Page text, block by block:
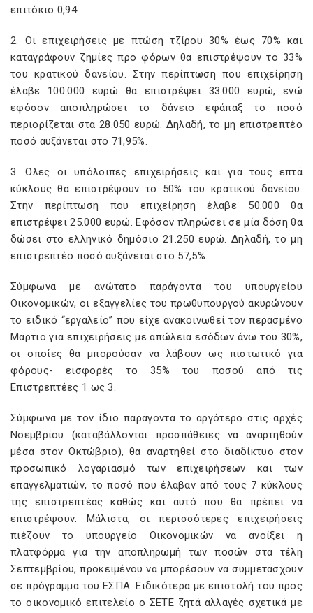
επιτόκιο 0,94.
2. Οι επιχειρήσεις με πτώση τζίρου 30% έως 70% και
καταγράφουν ζημίες προ φόρων θα επιστρέψουν το 33%
του κρατικού δανείου. Στην περίπτωση που επιχείρηση
έλαβε 100.000 ευρώ θα επιστρέψει 33.000 ευρώ, ενώ
εφόσον αποπληρώσει το δάνειο εφάπαξ το ποσό
περιορίζεται στα 28.050 ευρώ. Δηλαδή, το μη επιστρεπτέο
ποσό αυξάνεται στο 71,95%.
3. Ολες οι υπόλοιπες επιχειρήσεις και για τους επτά
κύκλους θα επιστρέψουν το 50% του κρατικού δανείου.
Στην περίπτωση που επιχείρηση έλαβε 50.000 θα
επιστρέψει 25.000 ευρώ. Εφόσον πληρώσει σε μία δόση θα
δώσει στο ελληνικό δημόσιο 21.250 ευρώ. Δηλαδή, το μη
επιστρεπτέο ποσό αυξάνεται στο 57,5%.
Σύμφωνα με ανώτατο παράγοντα του υπουργείου
Οικονομικών, οι εξαγγελίες του πρωθυπουργού ακυρώνουν
το ειδικό “εργαλείο” που είχε ανακοινωθεί τον περασμένο
Μάρτιο για επιχειρήσεις με απώλεια εσόδων άνω του 30%,
οι οποίες θα μπορούσαν να λάβουν ως πιστωτικό για
φόρους- εισφορές το 35% του ποσού από τις
Επιστρεπτέες 1 ως 3.
Σύμφωνα με τον ίδιο παράγοντα το αργότερο στις αρχές
Νοεμβρίου (καταβάλλονται προσπάθειες να αναρτηθούν
μέσα στον Οκτώβριο), θα αναρτηθεί στο διαδίκτυο στον
προσωπικό λογαριασμό των επιχειρήσεων και των
επαγγελματιών, το ποσό που έλαβαν από τους 7 κύκλους
της επιστρεπτέας καθώς και αυτό που θα πρέπει να
επιστρέψουν. Μάλιστα, οι περισσότερες επιχειρήσεις
πιέζουν το υπουργείο Οικονομικών να ανοίξει η
πλατφόρμα για την αποπληρωμή των ποσών στα τέλη
Σεπτεμβρίου, προκειμένου να μπορέσουν να συμμετάσχουν
σε πρόγραμμα του ΕΣΠΑ. Ειδικότερα με επιστολή του προς
το οικονομικό επιτελείο ο ΣΕΤΕ ζητά αλλαγές σχετικά με